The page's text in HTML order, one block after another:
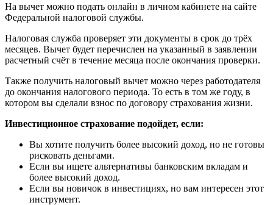
На вычет можно подать онлайн в личном кабинете на сайте
Федеральной налоговой службы.
Налоговая служба проверяет эти документы в срок до трёх
месяцев. Вычет будет перечислен на указанный в заявлении
расчетный счёт в течение месяца после окончания проверки.
Также получить налоговый вычет можно через работодателя
до окончания налогового периода. То есть в том же году, в
котором вы сделали взнос по договору страхования жизни.
Инвестиционное страхование подойдет, если:
Вы хотите получить более высокий доход, но не готовы
рисковать деньгами.
Если вы ищете альтернативы банковским вкладам и
более высокий доход.
Если вы новичок в инвестициях, но вам интересен этот
инструмент.